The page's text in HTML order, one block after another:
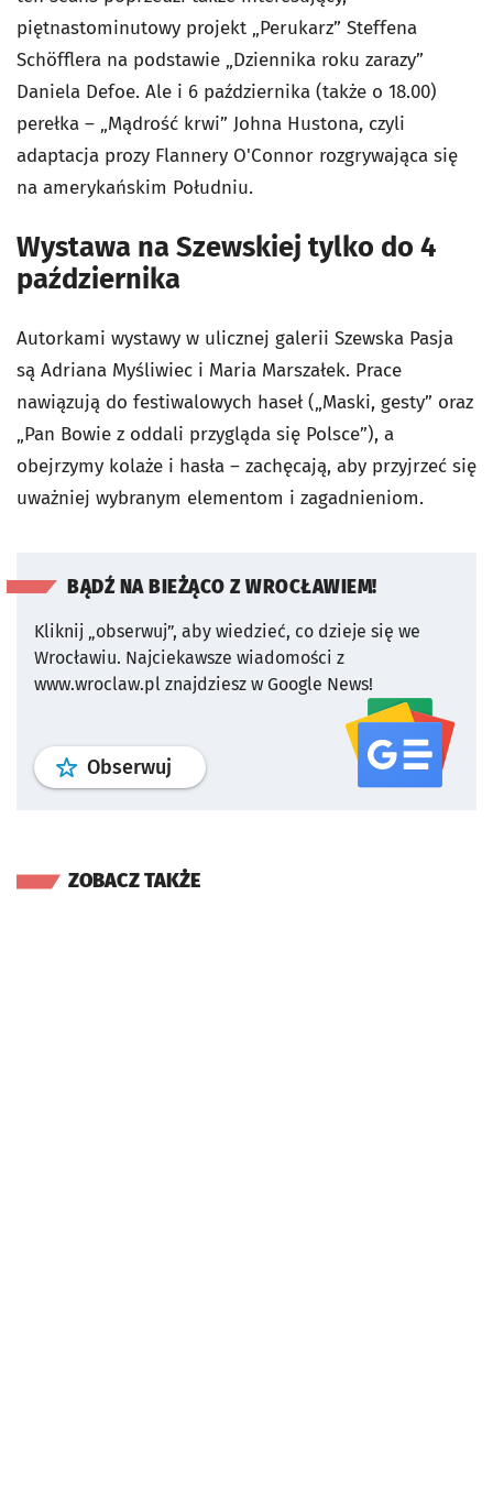
piętnastominutowy projekt „Perukarz” Steffena
Schöfflera na podstawie „Dziennika roku zarazy”
Daniela Defoe. Ale i 6 października (także o 18.00)
perełka – „Mądrość krwi” Johna Hustona, czyli
adaptacja prozy Flannery O'Connor rozgrywająca się
na amerykańskim Południu.
Wystawa na Szewskiej tylko do 4
października
Autorkami wystawy w ulicznej galerii Szewska Pasja
są Adriana Myśliwiec i Maria Marszałek. Prace
nawiązują do festiwalowych haseł („Maski, gesty” oraz
„Pan Bowie z oddali przygląda się Polsce”), a
obejrzymy kolaże i hasła – zachęcają, aby przyjrzeć się
uważniej wybranym elementom i zagadnieniom.
BĄDŹ NA BIEŻĄCO Z WROCŁAWIEM!
Kliknij „obserwuj”, aby wiedzieć, co dzieje się we
Wrocławiu. Najciekawsze wiadomości z
www.wroclaw.pl znajdziesz w Google News!
Obserwuj profil serwisu
ZOBACZ TAKŻE